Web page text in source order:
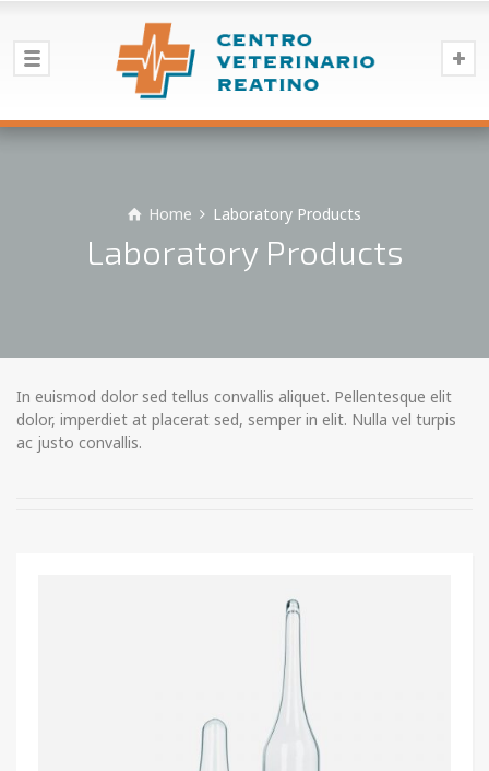
Home Laboratory Products
Laboratory Products
In euismod dolor sed tellus convallis aliquet. Pellentesque elit
dolor, imperdiet at placerat sed, semper in elit. Nulla vel turpis
ac justo convallis.